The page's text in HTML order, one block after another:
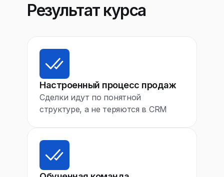
Результат курса
Настроенный процесс продаж
Сделки идут по понятной
структуре, а не теряются в CRM